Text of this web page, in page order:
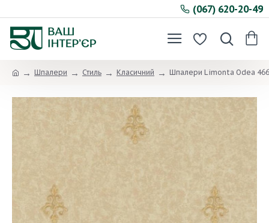
(067) 620-20-49
Шпалери Стиль Класичний Шпалери Limonta Odea